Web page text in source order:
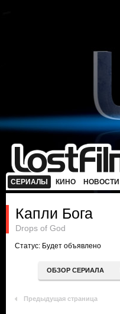
СЕРИАЛЫ КИНО НОВОСТИ
Капли Бога
Drops of God
Статус: Будет объявлено
ОБЗОР СЕРИАЛА
Предыдущая страница